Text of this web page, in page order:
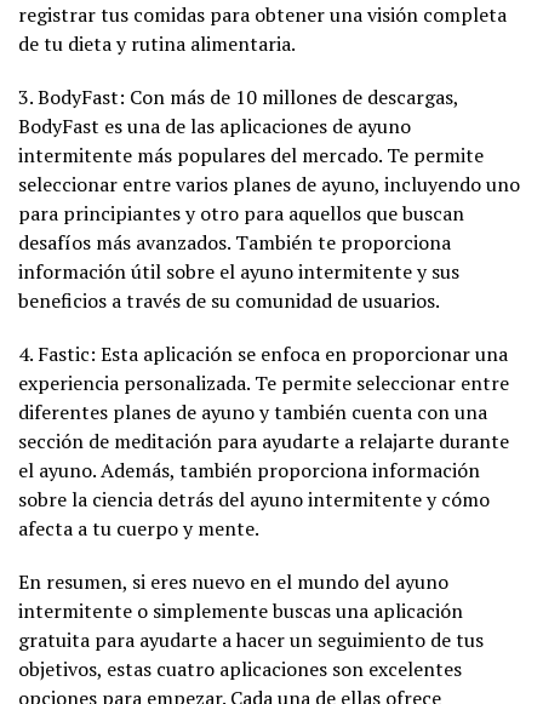
registrar tus comidas para obtener una visión completa
de tu dieta y rutina alimentaria.
3. BodyFast: Con más de 10 millones de descargas,
BodyFast es una de las aplicaciones de ayuno
intermitente más populares del mercado. Te permite
seleccionar entre varios planes de ayuno, incluyendo uno
para principiantes y otro para aquellos que buscan
desafíos más avanzados. También te proporciona
información útil sobre el ayuno intermitente y sus
beneficios a través de su comunidad de usuarios.
4. Fastic: Esta aplicación se enfoca en proporcionar una
experiencia personalizada. Te permite seleccionar entre
diferentes planes de ayuno y también cuenta con una
sección de meditación para ayudarte a relajarte durante
el ayuno. Además, también proporciona información
sobre la ciencia detrás del ayuno intermitente y cómo
afecta a tu cuerpo y mente.
En resumen, si eres nuevo en el mundo del ayuno
intermitente o simplemente buscas una aplicación
gratuita para ayudarte a hacer un seguimiento de tus
objetivos, estas cuatro aplicaciones son excelentes
opciones para empezar. Cada una de ellas ofrece